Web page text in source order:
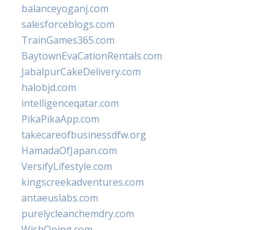
balanceyoganj.com
salesforceblogs.com
TrainGames365.com
BaytownEvaCationRentals.com
JabalpurCakeDelivery.com
halobjd.com
intelligenceqatar.com
PikaPikaApp.com
takecareofbusinessdfw.org
HamadaOfJapan.com
VersifyLifestyle.com
kingscreekadventures.com
antaeuslabs.com
purelycleanchemdry.com